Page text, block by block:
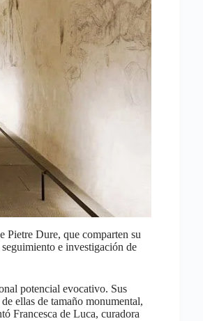
Pietre Dure, que comparten su
e investigación de
potencial evocativo. Sus
ellas de tamaño monumental,
Francesca de Luca, curadora